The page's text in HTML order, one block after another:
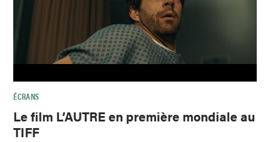
ÉCRANS
Le film L’AUTRE en première mondiale au
TIFF